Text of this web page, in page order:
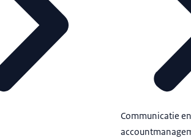
Communicatie en